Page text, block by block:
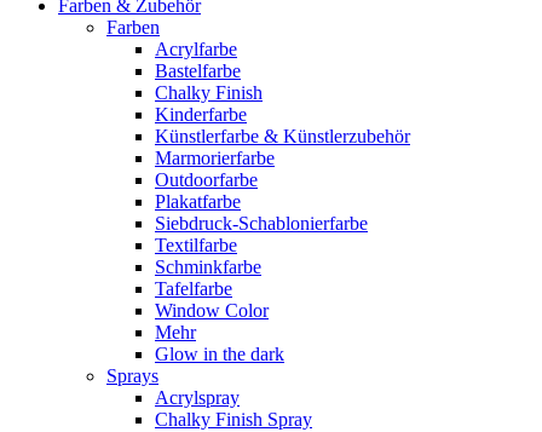
Farben & Zubehör
Farben
Acrylfarbe
Bastelfarbe
Chalky Finish
Kinderfarbe
Künstlerfarbe & Künstlerzubehör
Marmorierfarbe
Outdoorfarbe
Plakatfarbe
Siebdruck-Schablonierfarbe
Textilfarbe
Schminkfarbe
Tafelfarbe
Window Color
Mehr
Glow in the dark
Sprays
Acrylspray
Chalky Finish Spray